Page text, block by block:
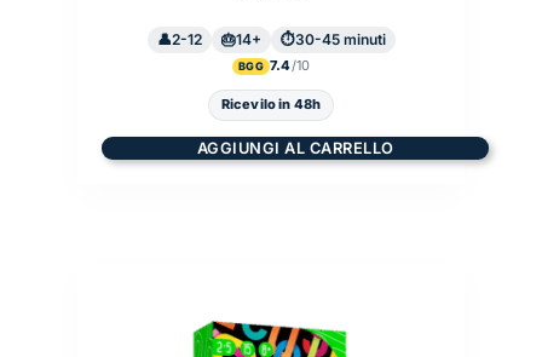
2-12 14+ 30-45 minuti
BGG 7.4
Ricevilo in 48h
AGGIUNGI AL CARRELLO